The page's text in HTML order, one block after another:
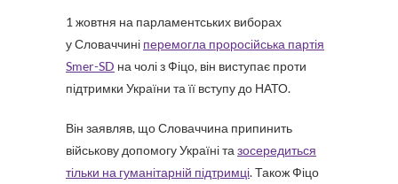
1 жовтня на парламентських виборах
у Словаччині перемогла проросійська партія
Smer-SD на чолі з Фіцо, він виступає проти
підтримки України та її вступу до НАТО.
Він заявляв, що Словаччина припинить
військову допомогу Україні та зосередиться
тільки на гуманітарній підтримці. Також Фіцо